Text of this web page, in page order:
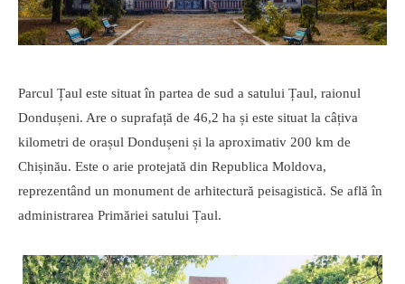
Parcul Țaul este situat în partea de sud a satului Țaul, raionul
Dondușeni. Are o suprafață de 46,2 ha și este situat la câțiva
kilometri de orașul Dondușeni și la aproximativ 200 km de
Chișinău. Este o arie protejată din Republica Moldova,
reprezentând un monument de arhitectură peisagistică. Se află în
administrarea Primăriei satului Țaul.